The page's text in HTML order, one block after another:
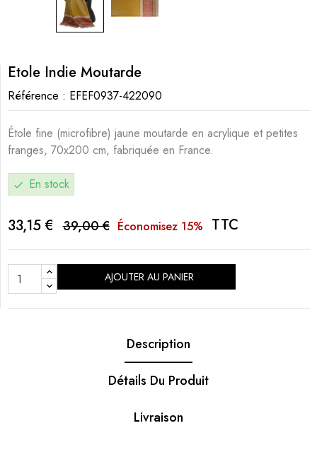
Etole Indie Moutarde
Référence : EFEF0937-422090
Étole fine (microfibre) jaune moutarde en acrylique et petites
franges, 70x200 cm, fabriquée en France.
check En stock
33,15 € 39,00 € Économisez 15% TTC
AJOUTER AU PANIER
Description
Détails Du Produit
Livraison